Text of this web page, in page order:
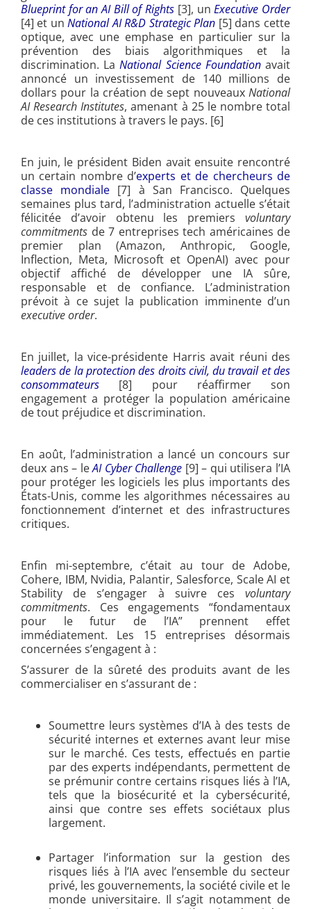
Blueprint for an AI Bill of Rights [3], unExecutive Order
[4] et unNational AI R&D Strategic Plan [5] dans cette
optique, avec une emphase en particulier sur la
prévention des biais algorithmiques et la
discrimination. LaNational Science Foundationavait
annoncé un investissement de 140 millions de
dollars pour la création de sept nouveaux National
AI Research Institutes, amenant à 25 le nombre total
de ces institutions à travers le pays. [6]
En juin, le président Biden avait ensuite rencontré
un certain nombre d’experts et de chercheurs de
classe mondiale [7] à San Francisco. Quelques
semaines plus tard, l’administration actuelle s’était
félicitée d’avoir obtenu les premiers voluntary
commitments de 7 entreprises tech américaines de
premier plan (Amazon, Anthropic, Google,
Inflection, Meta, Microsoft et OpenAI) avec pour
objectif affiché de développer une IA sûre,
responsable et de confiance. L’administration
prévoit à ce sujet la publication imminente d’un
executive order.
En juillet, la vice-présidente Harris avait réuni des
leaders de la protection des droits civil, du travail et des
consommateurs
[8] pour réaffirmer son
engagement a protéger la population américaine
de tout préjudice et discrimination.
En août, l’administration a lancé un concours sur
deux ans – leAI Cyber Challenge [9] – qui utilisera l’IA
pour protéger les logiciels les plus importants des
États-Unis, comme les algorithmes nécessaires au
fonctionnement d’internet et des infrastructures
critiques.
Enfin mi-septembre, c’était au tour de Adobe,
Cohere, IBM, Nvidia, Palantir, Salesforce, Scale AI et
Stability de s’engager à suivre ces voluntary
commitments. Ces engagements “fondamentaux
pour le futur de l’IA” prennent effet
immédiatement. Les 15 entreprises désormais
concernées s’engagent à :
S’assurer de la sûreté des produits avant de les
commercialiser en s’assurant de :
Soumettre leurs systèmes d’IA à des tests de
sécurité internes et externes avant leur mise
sur le marché. Ces tests, effectués en partie
par des experts indépendants, permettent de
se prémunir contre certains risques liés à l’IA,
tels que la biosécurité et la cybersécurité,
ainsi que contre ses effets sociétaux plus
largement.
Partager l’information sur la gestion des
risques liés à l’IA avec l’ensemble du secteur
privé, les gouvernements, la société civile et le
monde universitaire. Il s’agit notamment de